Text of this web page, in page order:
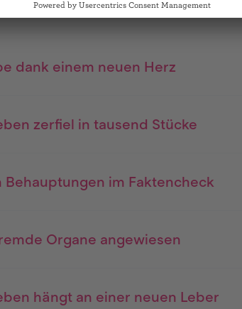
Frey braucht eine Spendeniere
dank einem neuen Herz
zerfiel in tausend Stücke
Behauptungen im Faktencheck
Organe angewiesen
hängt an einer neuen Leber